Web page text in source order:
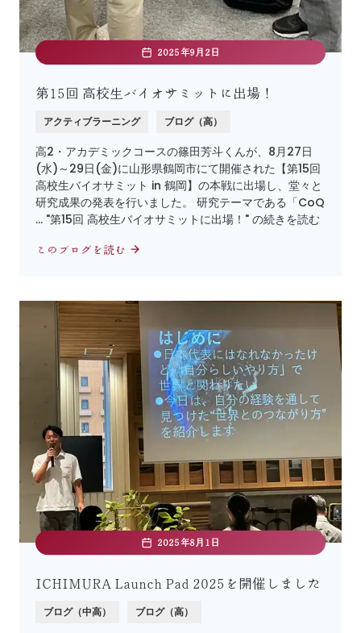
2025年9月2日
第15回 高校生バイオサミットに出場！
アクティブラーニング ブログ（高）
高2・アカデミックコースの篠田芳斗くんが、8月27日
(水)～29日(金)に山形県鶴岡市にて開催された【第15回
高校生バイオサミット in 鶴岡】の本戦に出場し、堂々と
研究成果の発表を行いました。 研究テーマである「CoQ
… "第15回 高校生バイオサミットに出場！" の続きを読む
このブログを読む
2025年8月1日
ICHIMURA Launch Pad 2025を開催しました
ブログ（中高） ブログ（高）